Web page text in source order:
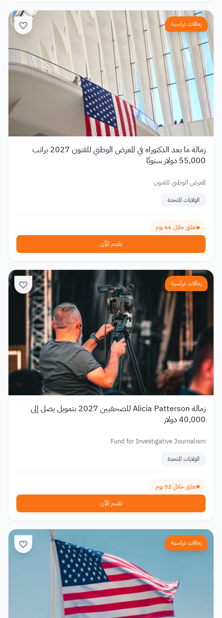
زمالات دراسية
زمالة ما بعد الدكتوراه في المعرض الوطني للفنون 2027 براتب
55,000 دولار سنويًا
المعرض الوطني للفنون
الولايات المتحدة
تغلق خلال 66 يوم
تقدم الآن
زمالات دراسية
زمالة Alicia Patterson للصحفيين 2027 بتمويل يصل إلى
40,000 دولار
Fund for Investigative Journalism
الولايات المتحدة
تغلق خلال 52 يوم
تقدم الآن
زمالات دراسية